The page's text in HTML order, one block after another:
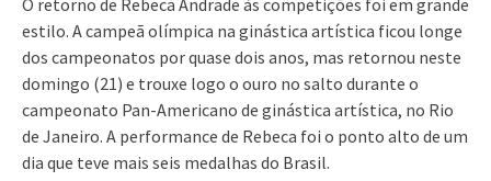
estilo. A campeã olímpica na ginástica artística ficou longe
dos campeonatos por quase dois anos, mas retornou neste
domingo (21) e trouxe logo o ouro no salto durante o
campeonato Pan-Americano de ginástica artística, no Rio
de Janeiro. A performance de Rebeca foi o ponto alto de um
dia que teve mais seis medalhas do Brasil.